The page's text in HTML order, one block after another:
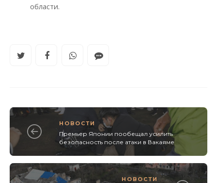
области.
НОВОСТИ
Премьер Японии пообещал усилить
безопасность после атаки в Вакаяме
НОВОСТИ